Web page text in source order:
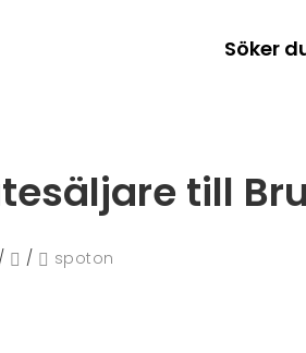
Söker
till
/ / spoton